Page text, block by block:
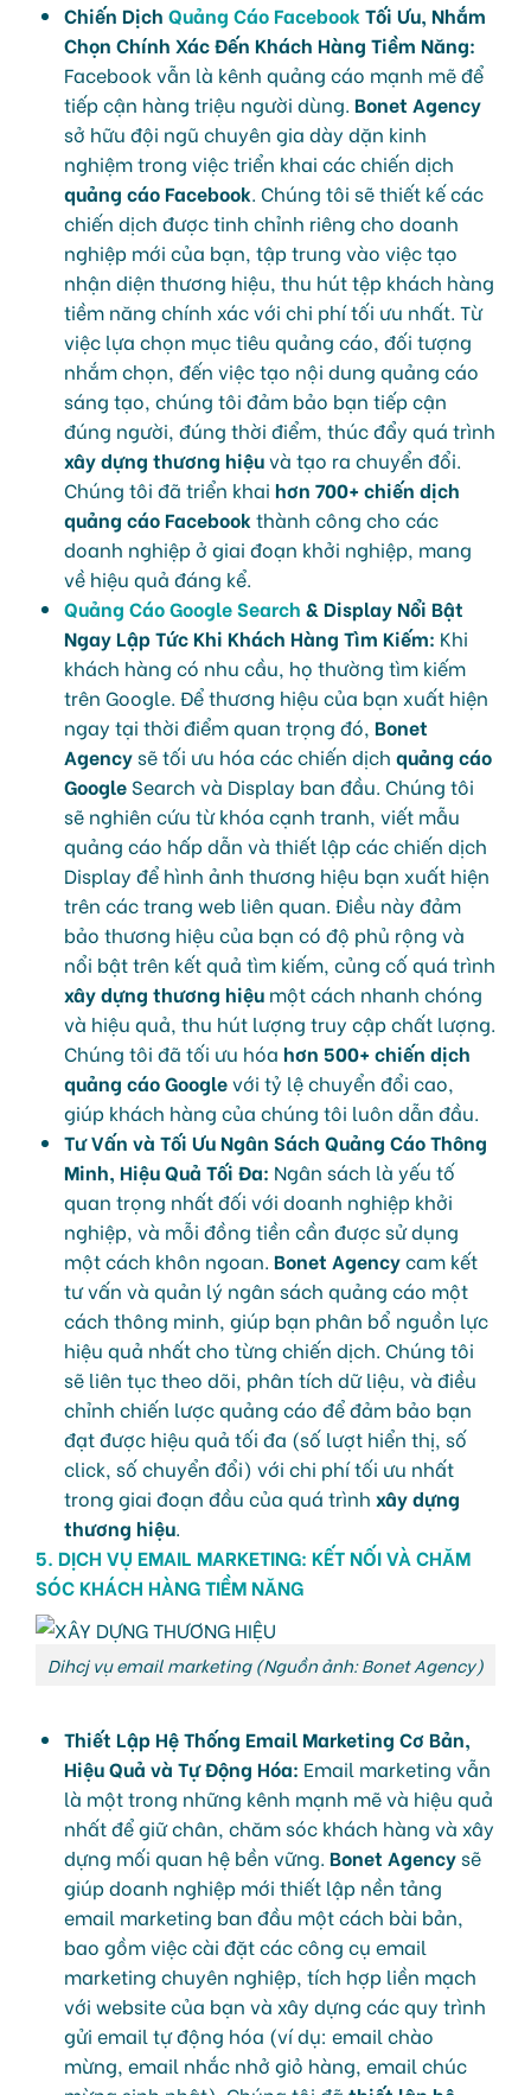
Chiến Dịch Quảng Cáo Facebook Tối Ưu, Nhắm
Chọn Chính Xác Đến Khách Hàng Tiềm Năng:
Facebook vẫn là kênh quảng cáo mạnh mẽ để
tiếp cận hàng triệu người dùng. Bonet Agency
sở hữu đội ngũ chuyên gia dày dặn kinh
nghiệm trong việc triển khai các chiến dịch
quảng cáo Facebook. Chúng tôi sẽ thiết kế các
chiến dịch được tinh chỉnh riêng cho doanh
nghiệp mới của bạn, tập trung vào việc tạo
nhận diện thương hiệu, thu hút tệp khách hàng
tiềm năng chính xác với chi phí tối ưu nhất. Từ
việc lựa chọn mục tiêu quảng cáo, đối tượng
nhắm chọn, đến việc tạo nội dung quảng cáo
sáng tạo, chúng tôi đảm bảo bạn tiếp cận
đúng người, đúng thời điểm, thúc đẩy quá trình
xây dựng thương hiệuvà tạo ra chuyển đổi.
Chúng tôi đã triển khai hơn 700+ chiến dịch
quảng cáo Facebook thành công cho các
doanh nghiệp ở giai đoạn khởi nghiệp, mang
về hiệu quả đáng kể.
Quảng Cáo Google Search & Display Nổi Bật
Ngay Lập Tức Khi Khách Hàng Tìm Kiếm: Khi
khách hàng có nhu cầu, họ thường tìm kiếm
trên Google. Để thương hiệu của bạn xuất hiện
ngay tại thời điểm quan trọng đó, Bonet
Agencysẽ tối ưu hóa các chiến dịch quảng cáo
Google Search và Display ban đầu. Chúng tôi
sẽ nghiên cứu từ khóa cạnh tranh, viết mẫu
quảng cáo hấp dẫn và thiết lập các chiến dịch
Display để hình ảnh thương hiệu bạn xuất hiện
trên các trang web liên quan. Điều này đảm
bảo thương hiệu của bạn có độ phủ rộng và
nổi bật trên kết quả tìm kiếm, củng cố quá trình
xây dựng thương hiệu một cách nhanh chóng
và hiệu quả, thu hút lượng truy cập chất lượng.
Chúng tôi đã tối ưu hóa hơn 500+ chiến dịch
quảng cáo Googlevới tỷ lệ chuyển đổi cao,
giúp khách hàng của chúng tôi luôn dẫn đầu.
Tư Vấn và Tối Ưu Ngân Sách Quảng Cáo Thông
Minh, Hiệu Quả Tối Đa: Ngân sách là yếu tố
quan trọng nhất đối với doanh nghiệp khởi
nghiệp, và mỗi đồng tiền cần được sử dụng
một cách khôn ngoan. Bonet Agencycam kết
tư vấn và quản lý ngân sách quảng cáo một
cách thông minh, giúp bạn phân bổ nguồn lực
hiệu quả nhất cho từng chiến dịch. Chúng tôi
sẽ liên tục theo dõi, phân tích dữ liệu, và điều
chỉnh chiến lược quảng cáo để đảm bảo bạn
đạt được hiệu quả tối đa (số lượt hiển thị, số
click, số chuyển đổi) với chi phí tối ưu nhất
trong giai đoạn đầu của quá trình xây dựng
thương hiệu.
5. DỊCH VỤ EMAIL MARKETING: KẾT NỐI VÀ CHĂM
SÓC KHÁCH HÀNG TIỀM NĂNG
Dihcj vụ email marketing (Nguồn ảnh: Bonet Agency)
Thiết Lập Hệ Thống Email Marketing Cơ Bản,
Hiệu Quả và Tự Động Hóa: Email marketing vẫn
là một trong những kênh mạnh mẽ và hiệu quả
nhất để giữ chân, chăm sóc khách hàng và xây
dựng mối quan hệ bền vững. Bonet Agencysẽ
giúp doanh nghiệp mới thiết lập nền tảng
email marketing ban đầu một cách bài bản,
bao gồm việc cài đặt các công cụ email
marketing chuyên nghiệp, tích hợp liền mạch
với website của bạn và xây dựng các quy trình
gửi email tự động hóa (ví dụ: email chào
mừng, email nhắc nhở giỏ hàng, email chúc